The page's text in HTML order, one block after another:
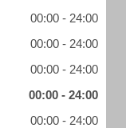
00:00 - 24:00
00:00 - 24:00
00:00 - 24:00
00:00 - 24:00
00:00 - 24:00